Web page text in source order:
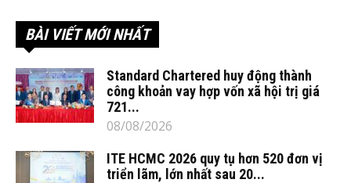
BÀI VIẾT MỚI NHẤT
Standard Chartered huy động thành
công khoản vay hợp vốn xã hội trị giá
721...
08/08/2026
ITE HCMC 2026 quy tụ hơn 520 đơn vị
triển lãm, lớn nhất sau 20...